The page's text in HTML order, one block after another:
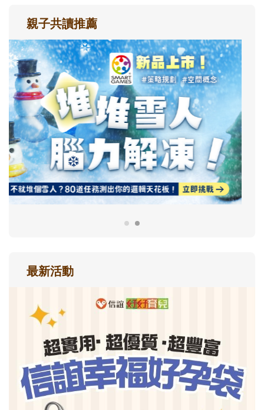
親子共讀推薦
最新活動